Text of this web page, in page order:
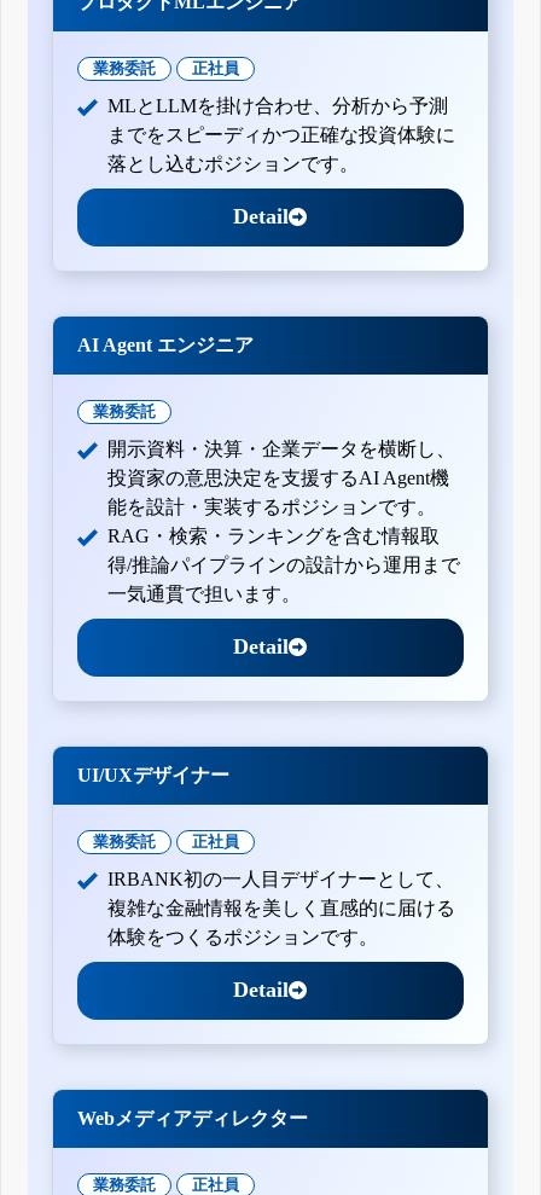
業務委託 正社員
MLとLLMを掛け合わせ、分析から予測
までをスピーディかつ正確な投資体験に
落とし込むポジションです。
Detail
AI Agent エンジニア
業務委託
開示資料・決算・企業データを横断し、
投資家の意思決定を支援するAI Agent機
能を設計・実装するポジションです。
RAG・検索・ランキングを含む情報取
得/推論パイプラインの設計から運用まで
一気通貫で担います。
Detail
UI/UXデザイナー
業務委託 正社員
IRBANK初の一人目デザイナーとして、
複雑な金融情報を美しく直感的に届ける
体験をつくるポジションです。
Detail
Webメディアディレクター
業務委託 正社員